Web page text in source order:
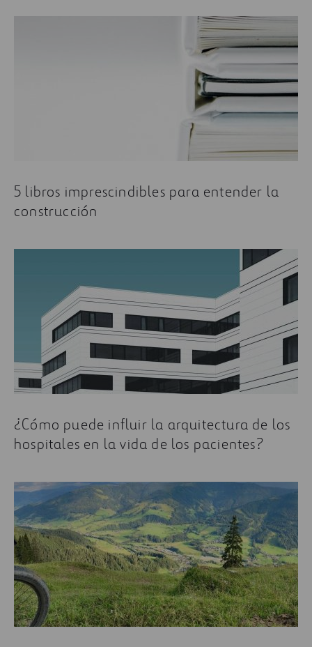
5 libros imprescindibles para entender la
construcción
¿Cómo puede influir la arquitectura de los
hospitales en la vida de los pacientes?